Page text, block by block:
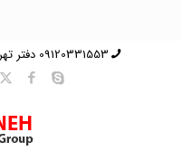
09120331553 دفتر تهران